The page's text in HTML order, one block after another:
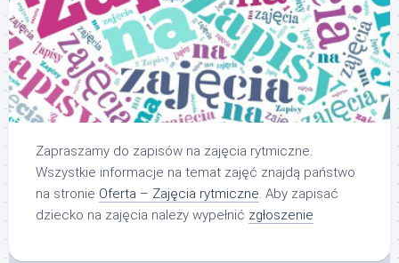
Zapraszamy do zapisów na zajęcia rytmiczne.
Wszystkie informacje na temat zajęć znajdą państwo
na stronie Oferta – Zajęcia rytmiczne. Aby zapisać
dziecko na zajęcia należy wypełnić zgłoszenie